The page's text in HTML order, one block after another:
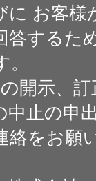
に お客様
答するた
開示、
中止の申
絡をお願